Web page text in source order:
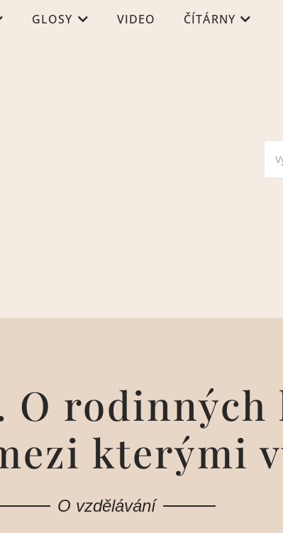
GLOSY VIDEO ČÍTÁRNY
O
kterými
O vzdělávání